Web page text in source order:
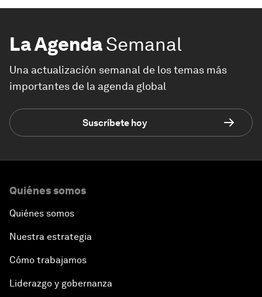
La AgendaSemanal
Una actualización semanal de los temas más
importantes de la agenda global
Suscríbete hoy
Quiénes somos
Quiénes somos
Nuestra estrategia
Cómo trabajamos
Liderazgo y gobernanza